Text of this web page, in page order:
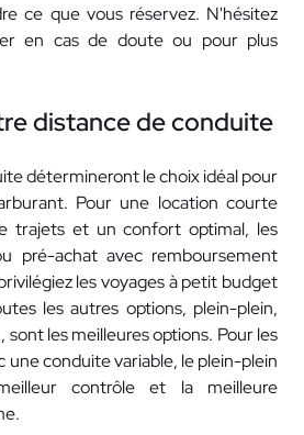
ce que vous réservez. N'hésitez
en cas de doute ou pour plus
distance de conduite
détermineront le choix idéal pour
Pour une location courte
trajets et un confort optimal, les
pré-achat avec remboursement
les voyages à petit budget
les autres options, plein-plein,
les meilleures options. Pour les
une conduite variable, le plein-plein
contrôle et la meilleure